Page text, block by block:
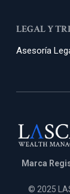
LEGAL Y
Asesoría
Marca
© 2025